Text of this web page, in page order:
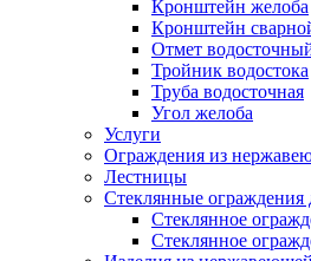
Кронштейн желоба
Кронштейн
Отмет
Тройник водостока
Труба водосточная
Угол желоба
Услуги
Ограждения из
Лестницы
Стеклянные ограждения
Стеклянное
Стеклянное